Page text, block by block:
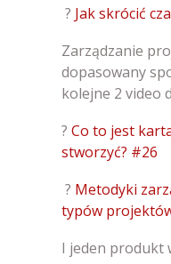
? Jak skrócić
Zarządzanie
dopasowany
kolejne 2 video
? Co to jest
stworzyć? #26
? Metodyki
typów
I jeden produkt